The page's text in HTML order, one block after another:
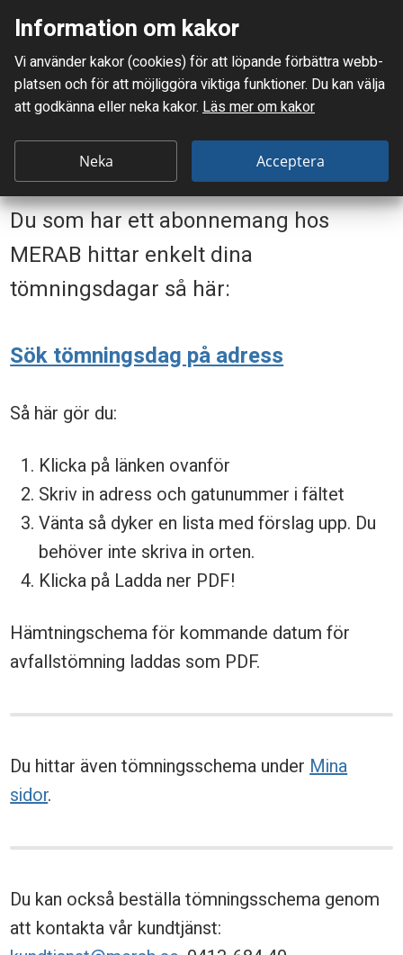
Mellanskånes Renhållnings AB
Du är här: Privat Min sophämtning
När töms mitt kärl?
ö
m
n
g
s
Tömningsschema
Du som har ett abonnemang hos
MERAB hittar enkelt dina
tömningsdagar så här:
Sök tömningsdag på adress
Så här gör du:
Klicka på länken ovanför
Skriv in adress och gatunummer i fältet
Vänta så dyker en lista med förslag upp. Du
behöver inte skriva in orten.
Klicka på Ladda ner PDF!
Hämtningschema för kommande datum för
avfallstömning laddas som PDF.
Du hittar även tömningsschema underMina
sidor.
Du kan också beställa tömningsschema genom
att kontakta vår kundtjänst:
Information om kakor
Vi använder kakor (cookies) för att löpande förbättra webb­
platsen och för att möjlig­göra viktiga funktioner. Du kan välja
att godkänna eller neka kakor. Läs mer om kakor
Neka Acceptera